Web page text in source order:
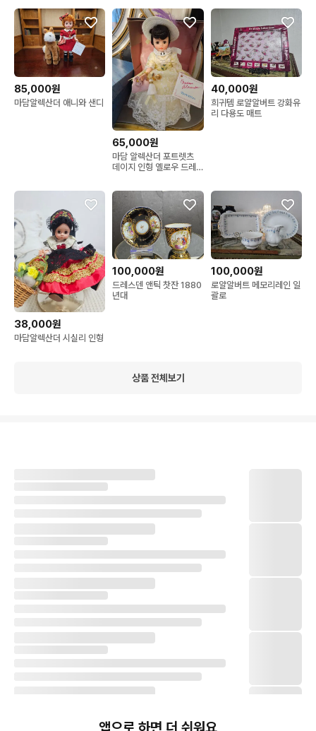
85,000원
마담알렉산더 애니와 샌디
65,000원
마담 알렉산더 포트렛츠
데이지 인형 옐로우 드레
40,000원
희귀템 로얄알버트 강화유
리 다용도 매트
38,000원
마담알렉산더 시실리 인형
100,000원
드레스덴 앤틱 찻잔 1880
년대
100,000원
로얄알버트 메모리레인 일
괄로
상품 전체보기
앱으로 하면 더 쉬워요